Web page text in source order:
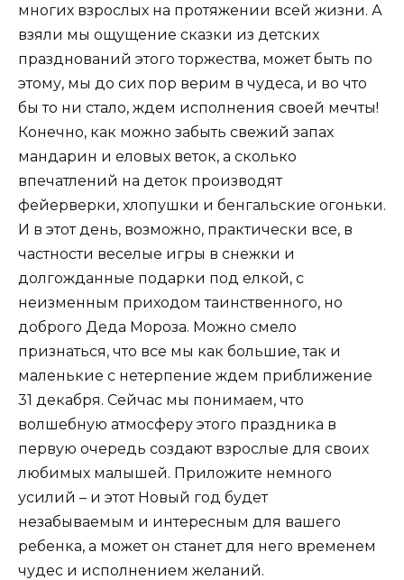
многих взрослых на протяжении всей жизни. А
взяли мы ощущение сказки из детских
празднований этого торжества, может быть по
этому, мы до сих пор верим в чудеса, и во что
бы то ни стало, ждем исполнения своей мечты!
Конечно, как можно забыть свежий запах
мандарин и еловых веток, а сколько
впечатлений на деток производят
фейерверки, хлопушки и бенгальские огоньки.
И в этот день, возможно, практически все, в
частности веселые игры в снежки и
долгожданные подарки под елкой, с
неизменным приходом таинственного, но
доброго Деда Мороза. Можно смело
признаться, что все мы как большие, так и
маленькие с нетерпение ждем приближение
31 декабря. Сейчас мы понимаем, что
волшебную атмосферу этого праздника в
первую очередь создают взрослые для своих
любимых малышей. Приложите немного
усилий – и этот Новый год будет
незабываемым и интересным для вашего
ребенка, а может он станет для него временем
чудес и исполнением желаний.